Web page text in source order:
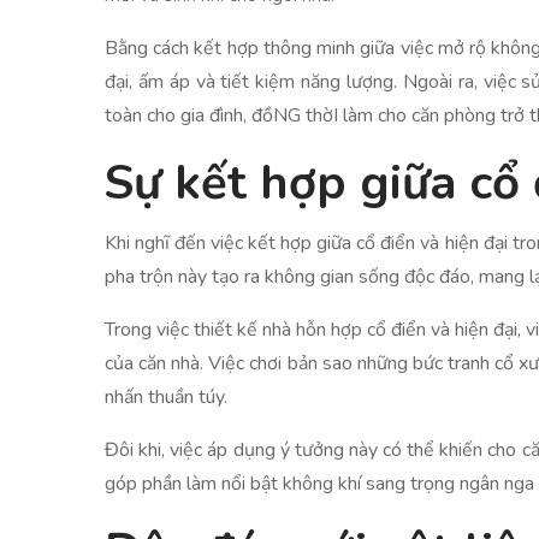
Bằng cách kết hợp thông minh giữa việc mở rộ
đại, ấm áp và tiết kiệm năng lượng. Ngoài ra, việc
toàn cho gia đình, đồNG thờI làm cho căn phòng trở
Sự kết hợp giữa
Khi nghĩ đến việc kết hợp giữa cổ điển và hiện đại
pha trộn này tạo ra không gian sống độc đáo,
Trong việc thiết kế nhà hỗn hợp cổ điển và hiện đại,
của căn nhà. Việc chơi bản sao những bức tranh cổ
nhấn thuần túy.
Đôi khi, việc áp dụng ý tưởng này có thể khiến cho
góp phần làm nổi bật không khí sang trọng ngân